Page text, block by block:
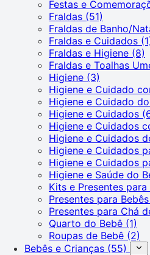
Festas e
Fraldas (51)
Fraldas de Banho/
Fraldas e Cuidados
Fraldas e Higiene (8)
Fraldas e Toalhas
Higiene (3)
Higiene e Cuidado
Higiene e Cuidado
Higiene e Cuidados
Higiene e Cuidados
Higiene e Cuidados
Higiene e Cuidados
Higiene e Cuidados
Higiene e Saúde do
Kits e Presentes para
Presentes para Bebês
Presentes para Chá
Quarto do Bebê (1)
Roupas de Bebê (2)
Bebês e Crianças (55)